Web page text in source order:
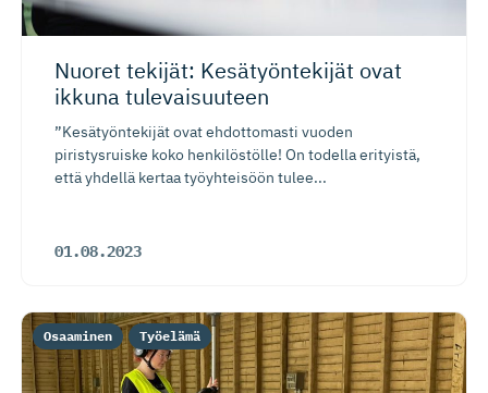
Nuoret tekijät: Kesätyöntekijät ovat
ikkuna tulevaisuuteen
”Kesätyöntekijät ovat ehdottomasti vuoden
piristysruiske koko henkilöstölle! On todella erityistä,
että yhdellä kertaa työyhteisöön tulee...
01.08.2023
Osaaminen Työelämä